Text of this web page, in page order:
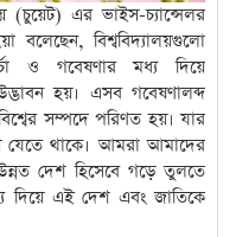
(চুয়েট) এর ভাইস-চ্যান্সেলর
বিশ্ববিদ্যালয়গুলো
ও গবেষণার মধ্য দিয়ে
হয়। এসব গবেষণালব্দ
বিশ্বের সম্পদে পরিণত হয়। যার
যেতে থাকে। আমরা আমাদের
উন্নত দেশ হিসেবে গড়ে তুলতে
দিয়ে এই দেশ এবং জাতিকে